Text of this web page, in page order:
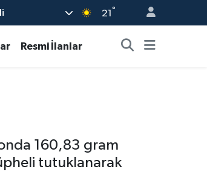
21 °
Resmi İlanlar
160,83 gram
tutuklanarak